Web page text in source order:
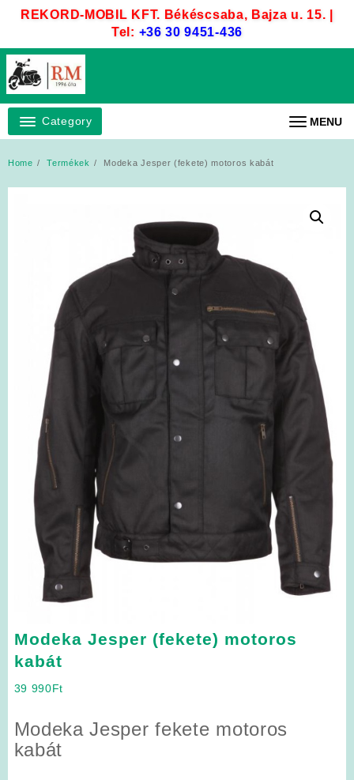
REKORD-MOBIL KFT. Békéscsaba, Bajza u. 15. |
Tel: +36 30 9451-436
Category MENU
Home Termékek Modeka Jesper (fekete) motoros kabát
Modeka Jesper (fekete) motoros
kabát
39 990Ft
Modeka Jesper fekete motoros
kabát